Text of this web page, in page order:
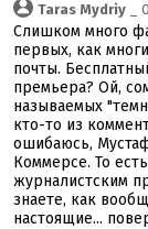
Taras Mydriy _
Слишком много
первых, как
почты.
премьера? Ой,
называемых
кто-то из
ошибаюсь,
Коммерсе. То
журналистским
знаете, как
настоящие...